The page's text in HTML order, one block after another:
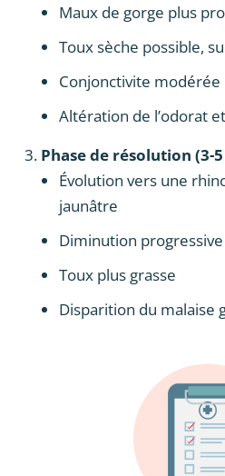
Maux de gorge plus
Toux sèche possible,
Conjonctivite modérée
Altération de l’odorat
Phase de résolution (3-
Évolution vers une
jaunâtre
Diminution
Toux plus grasse
Disparition du malaise